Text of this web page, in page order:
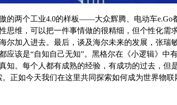
两个工业4.0的样板——大众辉腾、电动车e.Go
思维，可以把一件事情做的很精细，但个性化需
尔加入进去。最后，谈及海尔未来的发展，张瑞
应该是“自知自己无知”。黑格尔在《小逻辑》中
。每个人都有成熟的经验，有成功的过去，但
正如今天我们在这里共同探索如何成为世界物联